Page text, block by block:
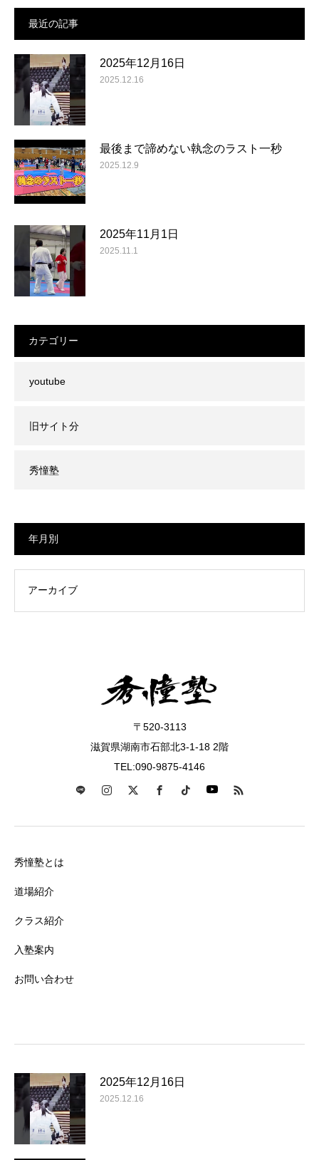
最近の記事
2025年12月16日
2025.12.16
最後まで諦めない執念のラスト一秒
2025.12.9
2025年11月1日
2025.11.1
カテゴリー
youtube
旧サイト分
秀憧塾
年月別
〒520-3113
滋賀県湖南市石部北3-1-18 2階
TEL:090-9875-4146
秀憧塾とは
道場紹介
クラス紹介
入塾案内
お問い合わせ
2025年12月16日
2025.12.16